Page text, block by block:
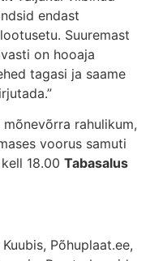
endast
Suuremast
on hooaja
tagasi ja saame
rahulikum,
voorus samuti
18.00 Tabasalus
Põhuplaat.ee,